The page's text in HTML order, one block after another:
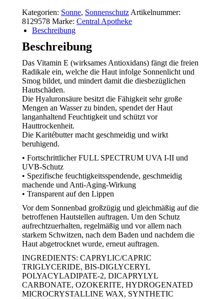
Kategorien: Sonne, Sonnenschutz Artikelnummer:
8129578 Marke: Central Apotheke
Beschreibung
Beschreibung
Das Vitamin E (wirksames Antioxidans) fängt die freien
Radikale ein, welche die Haut infolge Sonnenlicht und
Smog bildet, und mindert damit die diesbezüglichen
Hautschäden.
Die Hyaluronsäure besitzt die Fähigkeit sehr große
Mengen an Wasser zu binden, spendet der Haut
langanhaltend Feuchtigkeit und schützt vor
Hauttrockenheit.
Die Karitébutter macht geschmeidig und wirkt
beruhigend.
• Fortschrittlicher FULL SPECTRUM UVA I-II und
UVB-Schutz
• Spezifische feuchtigkeitsspendende, geschmeidig
machende und Anti-Aging-Wirkung
• Transparent auf den Lippen
​Vor dem Sonnenbad großzügig und gleichmäßig auf die
betroffenen Hautstellen auftragen. Um den Schutz
aufrechtzuerhalten, regelmäßig und vor allem nach
starkem Schwitzen, nach dem Baden und nachdem die
Haut abgetrocknet wurde, erneut auftragen.
​​INGREDIENTS: CAPRYLIC/CAPRIC
TRIGLYCERIDE, BIS-DIGLYCERYL
POLYACYLADIPATE-2, DICAPRYLYL
CARBONATE, OZOKERITE, HYDROGENATED
MICROCRYSTALLINE WAX, SYNTHETIC